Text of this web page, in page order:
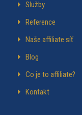
Služby
Reference
Naše affiliate síť
Blog
Co je to affiliate?
Kontakt